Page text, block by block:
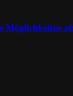
Möglichkeiten